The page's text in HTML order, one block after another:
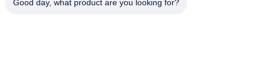
Chuyến Tham Quan Nhà Máy
Good day, what product are you looking for?